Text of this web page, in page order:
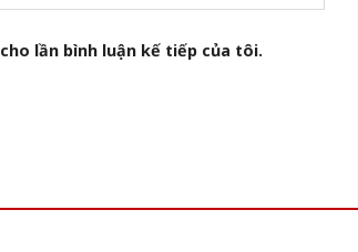
lần bình luận kế tiếp của tôi.